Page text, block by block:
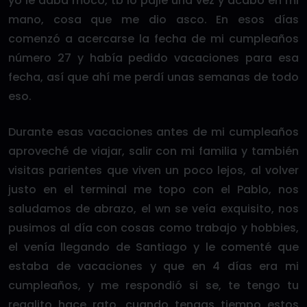
mano, cosa que me dio asco. En esos días
comenzó a acercarse la fecha de mi cumpleaños
número 27 y había pedido vacaciones para esa
fecha, así que ahí me perdí unas semanas de todo
eso.
Durante esas vacaciones antes de mi cumpleaños
aproveché de viajar, salir con mi familia y también
visitas parientes que viven un poco lejos, al volver
justo en el terminal me topo con el Pablo, nos
saludamos de abrazo, el wn se veía exquisito, nos
pusimos al día con cosas como trabajo y hobbies,
el venía llegando de Santiago y le comenté que
estaba de vacaciones y que en 4 días era mi
cumpleaños, y me respondió si se, te tengo tu